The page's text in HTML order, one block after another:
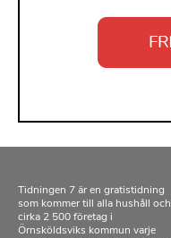
Tidningen 7 är en gratistidning
som kommer till alla hushåll och
cirka 2 500 företag i
Örnsköldsviks kommun varje